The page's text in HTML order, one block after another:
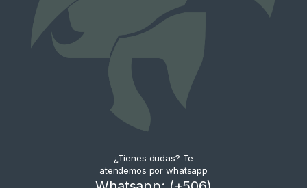
¿Tienes dudas? Te
atendemos por whatsapp